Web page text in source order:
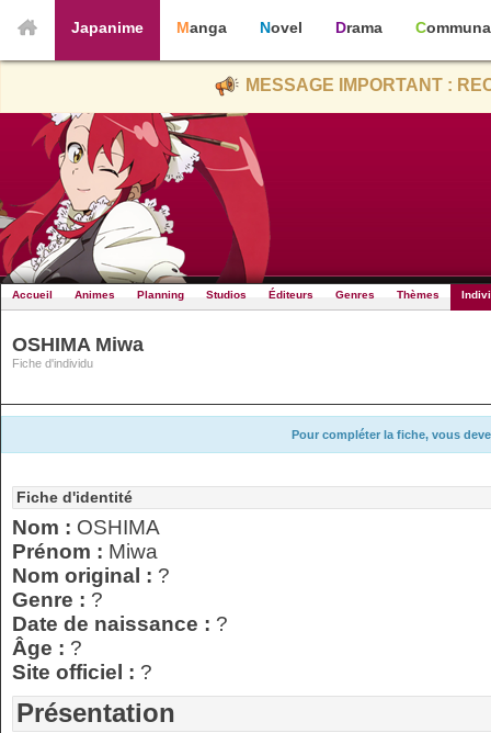
Japanime Manga Novel Drama
MESSAGE IMPORTANT :
Accueil Animes Planning Studios Éditeurs Genres Thèmes
OSHIMA Miwa
Fiche d'individu
Pour compléter la fiche, vous
Fiche d'identité
Nom : OSHIMA
Prénom : Miwa
Nom original : ?
Genre : ?
Date de naissance : ?
Âge : ?
Site officiel : ?
Présentation